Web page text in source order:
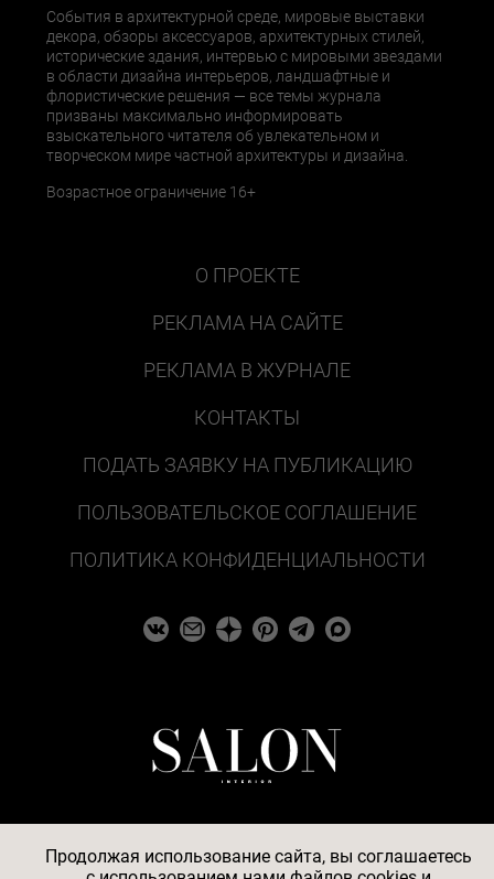
События в архитектурной среде, мировые выставки
декора, обзоры аксессуаров, архитектурных стилей,
исторические здания, интервью с мировыми звездами
в области дизайна интерьеров, ландшафтные и
флористические решения — все темы журнала
призваны максимально информировать
взыскательного читателя об увлекательном и
творческом мире частной архитектуры и дизайна.
Возрастное ограничение 16+
О ПРОЕКТЕ
РЕКЛАМА НА САЙТЕ
РЕКЛАМА В ЖУРНАЛЕ
КОНТАКТЫ
ПОДАТЬ ЗАЯВКУ НА ПУБЛИКАЦИЮ
ПОЛЬЗОВАТЕЛЬСКОЕ СОГЛАШЕНИЕ
ПОЛИТИКА КОНФИДЕНЦИАЛЬНОСТИ
Продолжая использование сайта, вы соглашаетесь